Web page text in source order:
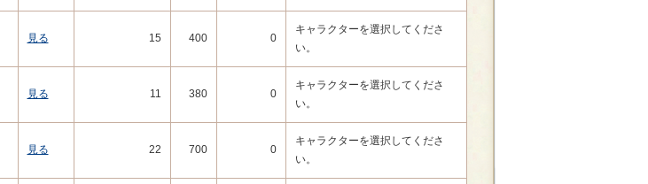
見る 15 400 0
キャラクターを選択してくださ
い。
見る 11 380 0
キャラクターを選択してくださ
い。
見る 22 700 0
キャラクターを選択してくださ
い。